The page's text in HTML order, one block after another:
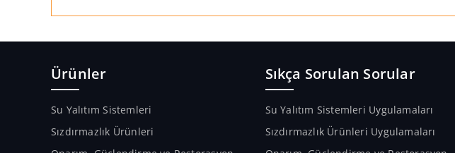
Ürünler
Su Yalıtım Sistemleri
Sızdırmazlık Ürünleri
Sıkça Sorulan Sorular
Su Yalıtım Sistemleri Uygulamaları
Sızdırmazlık Ürünleri Uygulamaları